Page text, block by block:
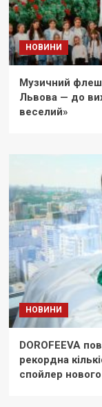
НОВИНИ
Музичний
Львова — до
веселий»
НОВИНИ
DOROFEEVA
рекордна
спойлер нового